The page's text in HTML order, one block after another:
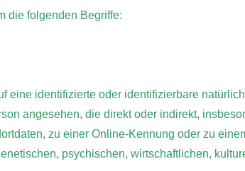
die folgenden Begriffe:
eine identifizierte oder identifizierbare
angesehen, die direkt oder indirekt,
zu einer Online-Kennung oder zu
psychischen, wirtschaftlichen,